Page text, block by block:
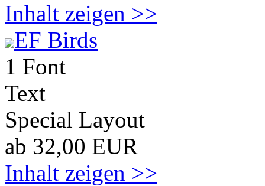
Inhalt zeigen >>
EF Birds
1 Font
Text
Special Layout
ab 32,00 EUR
Inhalt zeigen >>